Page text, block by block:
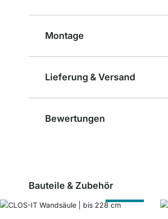
Montage
Lieferung & Versand
Bewertungen
Bauteile & Zubehör